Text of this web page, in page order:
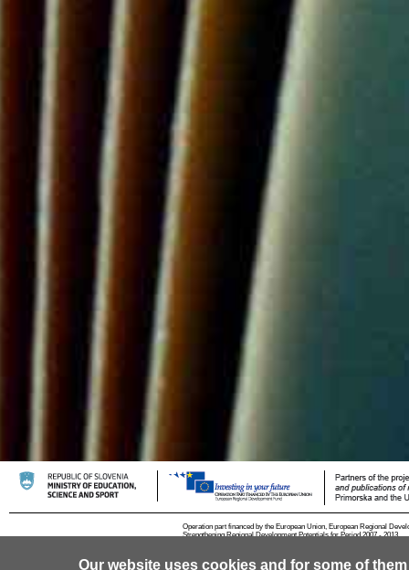
Our website uses cookies and for some of
Operation part financed by the European Union, European Regional
Strengthening Regional Development Potentials for Period 2007 - 2013.